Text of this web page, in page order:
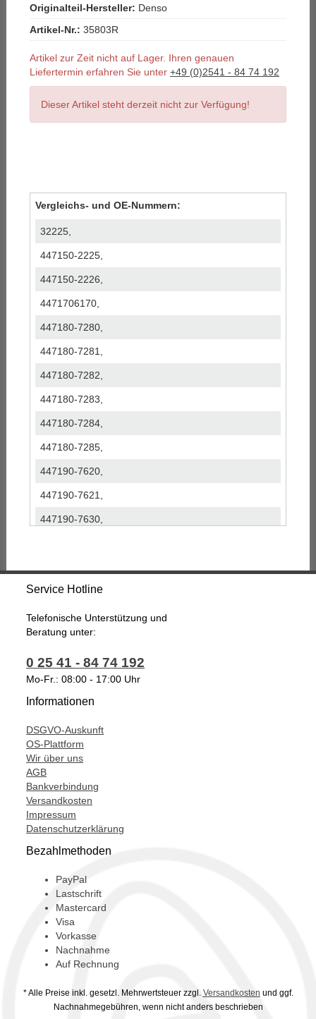
Originalteil-Hersteller: Denso
Artikel-Nr.: 35803R
Artikel zur Zeit nicht auf Lager. Ihren genauen
Liefertermin erfahren Sie unter +49 (0)2541 - 84 74 192
Dieser Artikel steht derzeit nicht zur Verfügung!
Vergleichs- und OE-Nummern:
32225,
447150-2225,
447150-2226,
4471706170,
447180-7280,
447180-7281,
447180-7282,
447180-7283,
447180-7284,
447180-7285,
447190-7620,
447190-7621,
447190-7630,
447190-8893,
447190-8894,
447190-8895,
447190-8896,
449000001,
51-0132,
510132,
5800K064,
6058K064,
699383,
6Q0820803B,
6Q0820803D,
6Q0820803E,
6Q0820803G,
6Q0820803K,
Service Hotline
Telefonische Unterstützung und
Beratung unter:
0 25 41 - 84 74 192
Mo-Fr.: 08:00 - 17:00 Uhr
Informationen
DSGVO-Auskunft
OS-Plattform
Wir über uns
AGB
Bankverbindung
Versandkosten
Impressum
Datenschutzerklärung
Bezahlmethoden
PayPal
Lastschrift
Mastercard
Visa
Vorkasse
Nachnahme
Auf Rechnung
* Alle Preise inkl. gesetzl. Mehrwertsteuer zzgl. Versandkosten und ggf.
Nachnahmegebühren, wenn nicht anders beschrieben